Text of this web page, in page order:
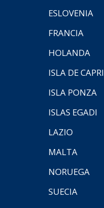
ESLOVENIA
FRANCIA
HOLANDA
ISLA DE CAPRI
ISLA PONZA
ISLAS EGADI
LAZIO
MALTA
NORUEGA
SUECIA